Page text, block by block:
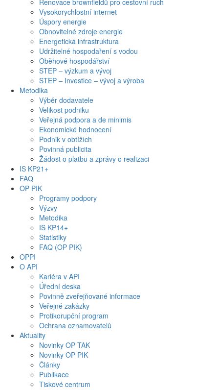
Renovace brownfieldů pro cestovní ruch
Vysokorychlostní internet
Úspory energie
Obnovitelné zdroje energie
Energetická infrastruktura
Udržitelné hospodaření s vodou
Oběhové hospodářství
STEP – výzkum a vývoj
STEP – Investice – vývoj a výroba
Metodika
Výběr dodavatele
Velikost podniku
Veřejná podpora a de minimis
Ekonomické hodnocení
Podnik v obtížích
Povinná publicita
Žádost o platbu a zprávy o realizaci
IS KP21+
FAQ
OP PIK
Programy podpory
Výzvy
Metodika
IS KP14+
Statistiky
FAQ (OP PIK)
OPPI
O API
Kariéra v API
Úřední deska
Povinně zveřejňované informace
Veřejné zakázky
Protikorupční program
Ochrana oznamovatelů
Aktuality
Novinky OP TAK
Novinky OP PIK
Články
Publikace
Tiskové centrum